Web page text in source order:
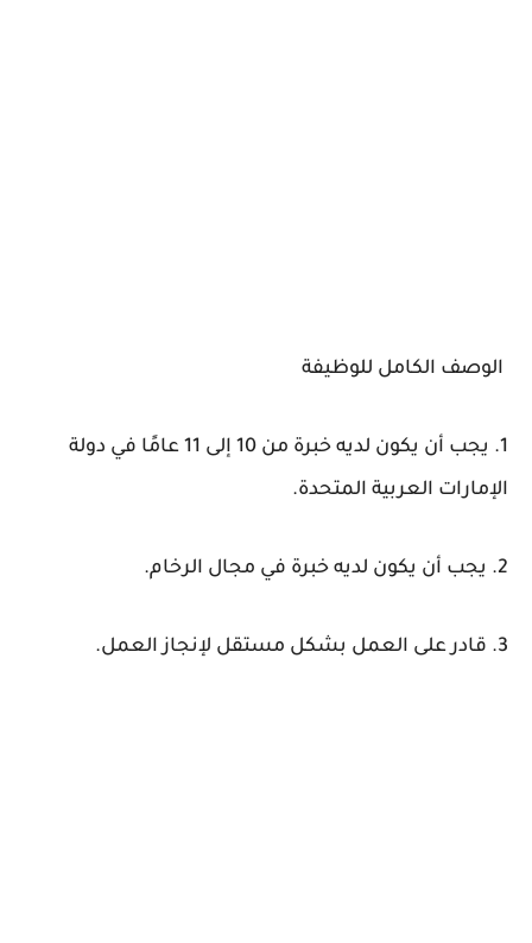
الوصف الكامل للوظيفة
1. يجب أن يكون لديه خبرة من 10 إلى 11 عامًا في دولة
الإمارات العربية المتحدة.
2. يجب أن يكون لديه خبرة في مجال الرخام.
3. قادر على العمل بشكل مستقل لإنجاز العمل.